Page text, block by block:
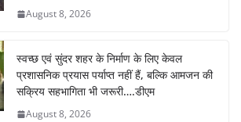
August 8, 2026
स्वच्छ एवं सुंदर शहर के निर्माण के लिए केवल
प्रशासनिक प्रयास पर्याप्त नहीं हैं, बल्कि आमजन की
सक्रिय सहभागिता भी जरूरी….डीएम
August 8, 2026